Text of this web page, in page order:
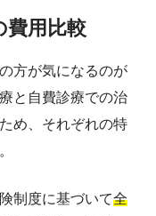
費用比較
方が気になるのが
と自費診療での治
ため、それぞれの特
制度に基づいて全